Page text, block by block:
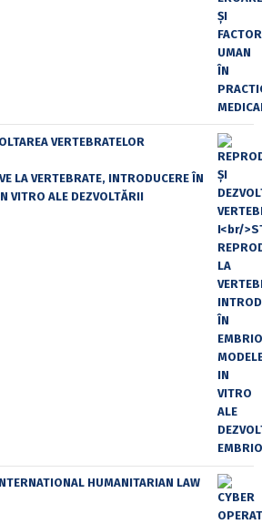
VERTEBRATELOR
LA VERTEBRATE, INTRODUCERE ÎN
VITRO ALE DEZVOLTĂRII
HUMANITARIAN LAW